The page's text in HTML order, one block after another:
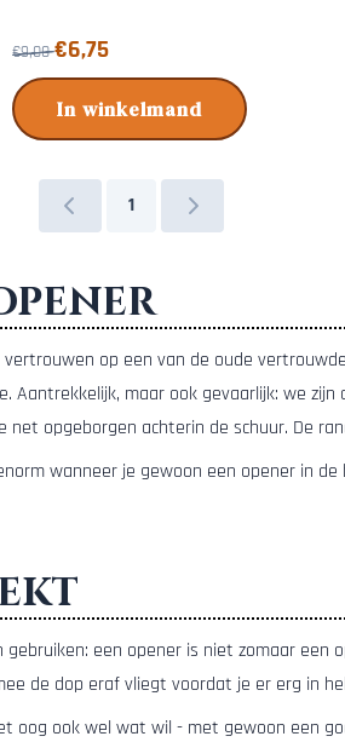
Van 9,00 voor 6,75
€9,00€6,75
In winkelmand
1
op een van de oude
maar ook gevaarlijk: we
opgeborgen achterin de schuur. De
wanneer je gewoon een opener in
een opener is niet zomaar een
de dop eraf vliegt voordat je er erg in
oog ook wel wat wil - met gewoon een